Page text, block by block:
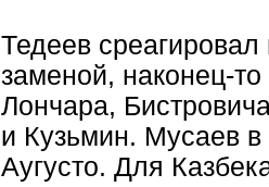
Тедеев
заменой, наконец-
Лончара,
и Кузьмин. Мусаев
Аугусто. Для